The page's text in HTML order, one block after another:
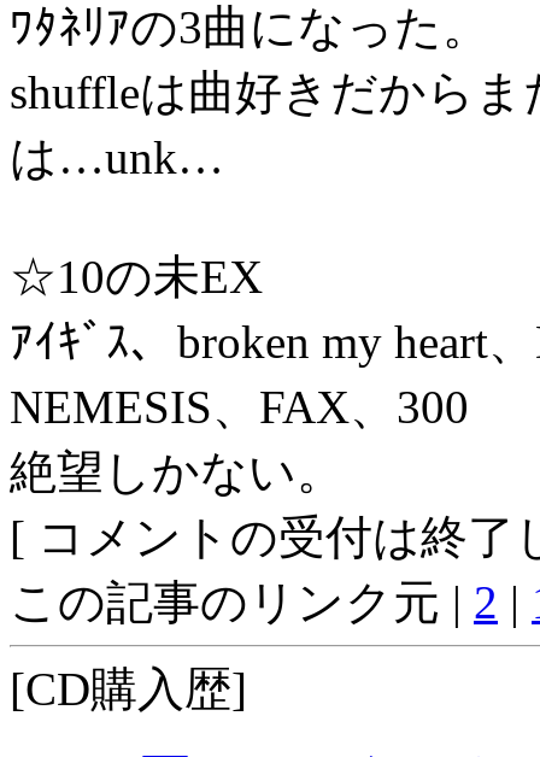
ﾜﾀﾈﾘｱの3曲になった。
shuffleは曲好きだから
は…unk…
☆10の未EX
ｱｲｷﾞｽ、broken my heart
NEMESIS、FAX、300
絶望しかない。
[ コメントの受付は終了
この記事のリンク元 | 2 |
[CD購入歴]